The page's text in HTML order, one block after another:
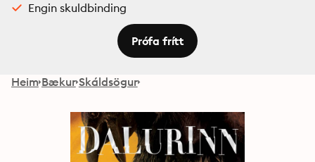
Engin skuldbinding
Prófa frítt
Heim Bækur Skáldsögur